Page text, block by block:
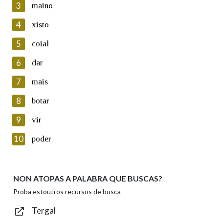
En cumprimento da normativa vixente en materia de
Protección de Datos de Carácter Persoal, a Real Academia
Galega informa a aqueles usuarios que faciliten o seu correo
electrónico, así como calquera outra información de carácter
persoal, que estes datos serán obxecto de tratamento
automatizado de carácter confidencial e incorporados aos seus
ficheiros informáticos. Así mesmo, os usuarios poderán exercer o
seu dereito de acceso, rectificación, oposición e cancelación dos
seus datos poñéndose en contacto connosco.
Lin e acepto as condicións da política de
Introduce o código que aparece na imaxe:
Texto de verificación
3 maino
4 xisto
5 coial
6 dar
7 mais
8 botar
9 vir
10 poder
NON ATOPAS A PALABRA QUE BUSCAS?
Proba estoutros recursos de busca
Tergal